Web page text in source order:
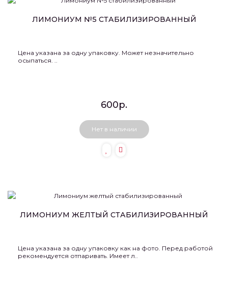
ЛИМОНИУМ №5 СТАБИЛИЗИРОВАННЫЙ
Цена указана за одну упаковку. Может незначительно
осыпаться. ..
600р.
Нет в наличии
ЛИМОНИУМ ЖЕЛТЫЙ СТАБИЛИЗИРОВАННЫЙ
Цена указана за одну упаковку как на фото. Перед работой
рекомендуется отпаривать. Имеет л..